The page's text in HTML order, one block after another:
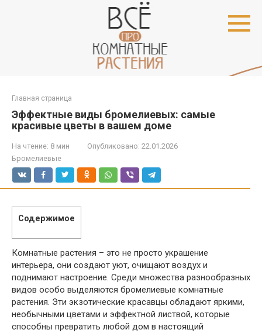
Главная страница
Эффектные виды бромелиевых: самые
красивые цветы в вашем доме
На чтение: 8 мин Опубликовано: 22.01.2026
Бромелиевые
Содержимое
Комнатные растения – это не просто украшение
интерьера, они создают уют, очищают воздух и
поднимают настроение. Среди множества разнообразных
видов особо выделяются бромелиевые комнатные
растения. Эти экзотические красавцы обладают яркими,
необычными цветами и эффектной листвой, которые
способны превратить любой дом в настоящий